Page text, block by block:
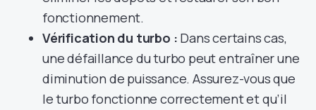
fonctionnement.
Vérification du turbo : Dans certains cas,
une défaillance du turbo peut entraîner une
diminution de puissance. Assurez-vous que
le turbo fonctionne correctement et qu’il